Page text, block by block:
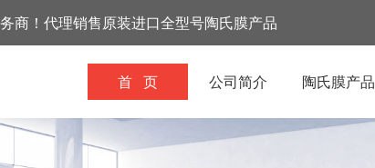
商！代理销售原装进口全型号陶氏膜产品
首 页 公司简介 陶氏膜产品